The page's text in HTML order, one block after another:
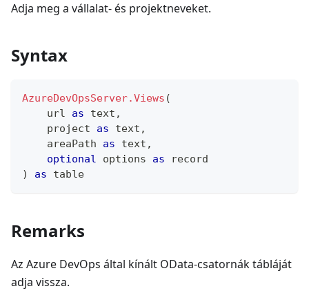
Adja meg a vállalat- és projektneveket.
Syntax
AzureDevOpsServer.Views (
    url
as text ,
    project
as text ,
    areaPath
as text ,
optional options as
record
)
as table
Remarks
Az Azure DevOps által kínált OData-csatornák tábláját
adja vissza.